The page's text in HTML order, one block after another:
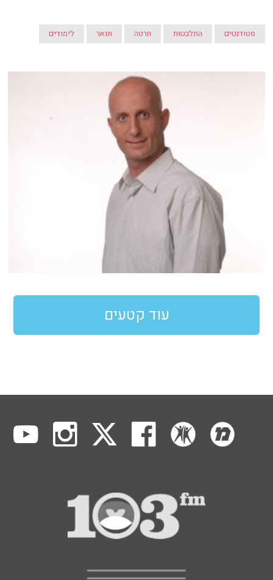
סטודנטים התלבטות חרטה תואר לימודים
עוד קטעים